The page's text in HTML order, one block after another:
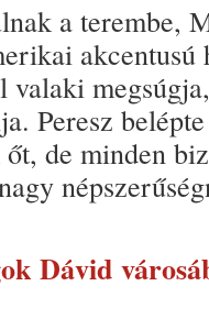
a terembe,
akcentusú
valaki
Peresz
de minden
Dávid